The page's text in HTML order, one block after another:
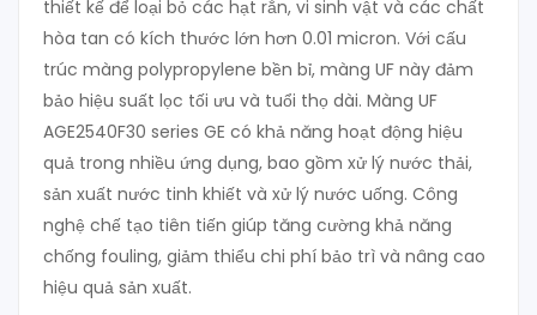
thiết kế để loại bỏ các hạt rắn, vi sinh vật và các chất
hòa tan có kích thước lớn hơn 0.01 micron. Với cấu
trúc màng polypropylene bền bỉ, màng UF này đảm
bảo hiệu suất lọc tối ưu và tuổi thọ dài. Màng UF
AGE2540F30 series GE có khả năng hoạt động hiệu
quả trong nhiều ứng dụng, bao gồm xử lý nước thải,
sản xuất nước tinh khiết và xử lý nước uống. Công
nghệ chế tạo tiên tiến giúp tăng cường khả năng
chống fouling, giảm thiểu chi phí bảo trì và nâng cao
hiệu quả sản xuất.